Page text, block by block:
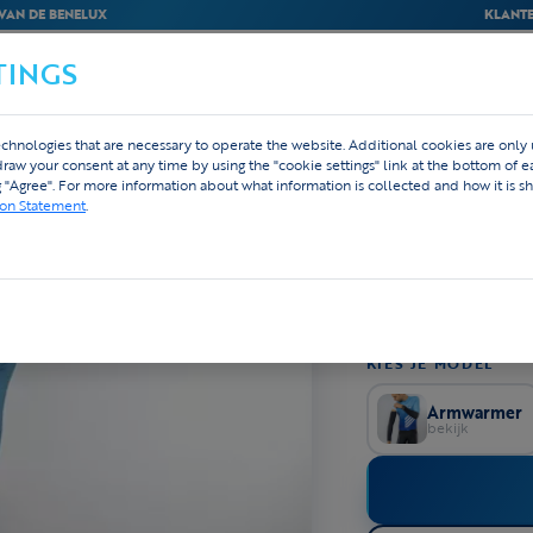
DE BENELUX
BEDRIJVEN
BEENWARMER
Custom
Licht
helemaal in het
Met een
KIES JE MODEL
Armwarmer
bekijk
that are necessary to operate the website. Additional cookies are only
your consent at any time by using the "cookie settings" link at the bottom of
For more information about what information is collected and how it is
Statement.